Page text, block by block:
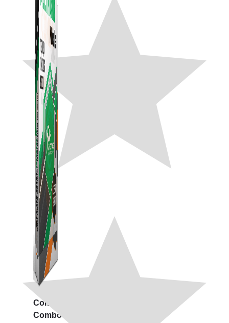
Combo ATP
Combo ATP Mobile